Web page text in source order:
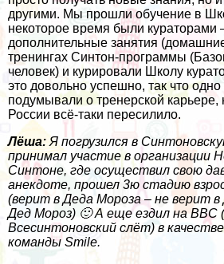
другими. Мы прошли обучение в
некоторое время были кураторами
дополнительные занятия
тренингах Синтон-программы
человек) и курировали Школу
это довольно успешно, так что
подумывали о тренерской карьере,
России всё-таки пересилило.
Лёша: Я погрузился в
принимал участие в организации
Синтоне, где осуществил свою
анекдоте, прошел 3ю стадию
(верит в Деда Мороза – не верит
Дед Мороз) 🙂 А еще ездил на ВВС
Всесинтоновский слёт) в
команды Smile.